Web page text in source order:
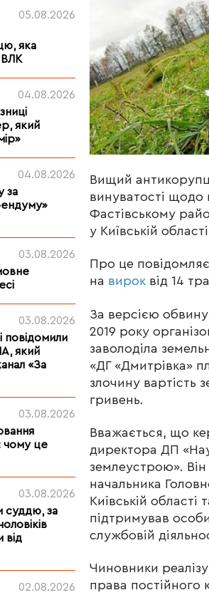
05.08.2026
яка
ВЛК
04.08.2026
який
04.08.2026
за
03.08.2026
03.08.2026
повідомили
який
«За
03.08.2026
чому це
03.08.2026
суддю, за
від
02.08.2026
Вищий
винуватості щодо
Фастівському
у Київській
Про це повідомляє
на вирок від 14
За версією
2019 року
заволоділа
«ДГ «Дмитрівка»
злочину вартість
гривень.
Вважається, що
директора ДП
землеустрою». Він
начальника
Київській області
підтримував
службовій
Чиновники
права постійного